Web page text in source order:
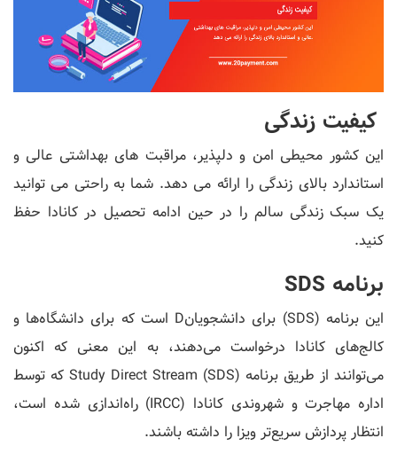
کیفیت زندگی
این کشور محیطی امن و دلپذیر، مراقبت های بهداشتی عالی و
استاندارد بالای زندگی را ارائه می دهد. شما به راحتی می توانید
یک سبک زندگی سالم را در حین ادامه تحصیل در کانادا حفظ
کنید.
برنامه SDS
این برنامه (SDS) برای دانشجویانD است که برای دانشگاه‌ها و
کالج‌های کانادا درخواست می‌دهند، به این معنی که اکنون
می‌توانند از طریق برنامه Study Direct Stream (SDS) که توسط
اداره مهاجرت و شهروندی کانادا (IRCC) راه‌اندازی شده است،
انتظار پردازش سریع‌تر ویزا را داشته باشند.